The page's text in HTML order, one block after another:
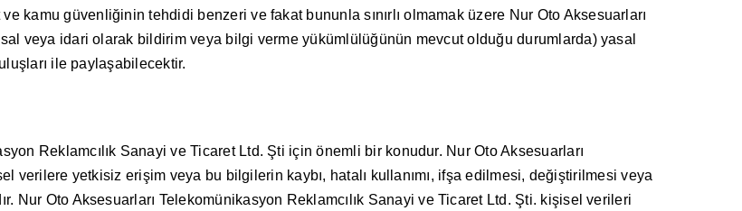
kamu güvenliğinin tehdidi benzeri ve fakat bununla sınırlı olmamak üzere Nur Oto Aksesuarları
veya idari olarak bildirim veya bilgi verme yükümlülüğünün mevcut olduğu durumlarda) yasal
ile paylaşabilecektir.
Reklamcılık Sanayi ve Ticaret Ltd. Şti için önemli bir konudur. Nur Oto Aksesuarları
verilere yetkisiz erişim veya bu bilgilerin kaybı, hatalı kullanımı, ifşa edilmesi, değiştirilmesi veya
Nur Oto Aksesuarları Telekomünikasyon Reklamcılık Sanayi ve Ticaret Ltd. Şti. kişisel verileri